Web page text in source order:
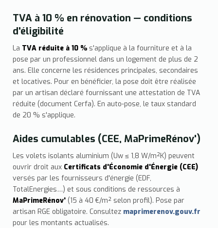
TVA à 10 % en rénovation — conditions
d'éligibilité
La TVA réduite à 10 % s'applique à la fourniture et à la
pose par un professionnel dans un logement de plus de 2
ans. Elle concerne les résidences principales, secondaires
et locatives. Pour en bénéficier, la pose doit être réalisée
par un artisan déclaré fournissant une attestation de TVA
réduite (document Cerfa). En auto-pose, le taux standard
de 20 % s'applique.
Aides cumulables (CEE, MaPrimeRénov')
Les volets isolants aluminium (Uw ≤ 1,8 W/m²K) peuvent
ouvrir droit aux Certificats d'Économie d'Énergie (CEE)
versés par les fournisseurs d'énergie (EDF,
TotalEnergies…) et sous conditions de ressources à
MaPrimeRénov' (15 à 40 €/m² selon profil). Pose par
artisan RGE obligatoire. Consultez maprimerenov.gouv.fr
pour les montants actualisés.